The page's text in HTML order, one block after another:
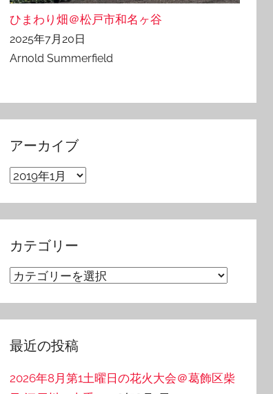
ひまわり畑＠松戸市和名ヶ谷
2025年7月20日
Arnold Summerfield
アーカイブ
ア
ブ
カテゴリー
カ
ー
最近の投稿
2026年8月第1土曜日の花火大会＠葛飾区柴